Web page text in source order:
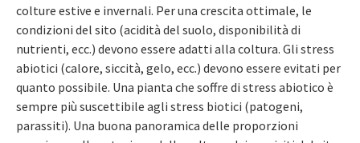
colture estive e invernali. Per una crescita ottimale, le
condizioni del sito (acidità del suolo, disponibilità di
nutrienti, ecc.) devono essere adatti alla coltura. Gli stress
abiotici (calore, siccità, gelo, ecc.) devono essere evitati per
quanto possibile. Una pianta che soffre di stress abiotico è
sempre più suscettibile agli stress biotici (patogeni,
parassiti). Una buona panoramica delle proporzioni